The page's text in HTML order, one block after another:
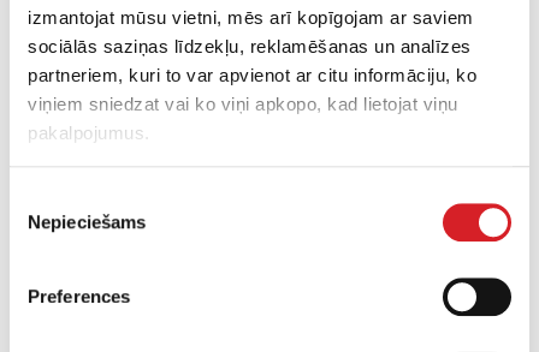
izmantojat mūsu vietni, mēs arī kopīgojam ar saviem
sociālās saziņas līdzekļu, reklamēšanas un analīzes
partneriem, kuri to var apvienot ar citu informāciju, ko
viņiem sniedzat vai ko viņi apkopo, kad lietojat viņu
pakalpojumus.
izvēle
Nepieciešams
Preferences